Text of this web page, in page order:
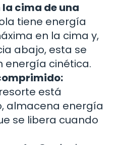
la cima de una
tiene energía
en la cima y,
abajo, esta se
energía cinética.
está
almacena energía
se libera cuando